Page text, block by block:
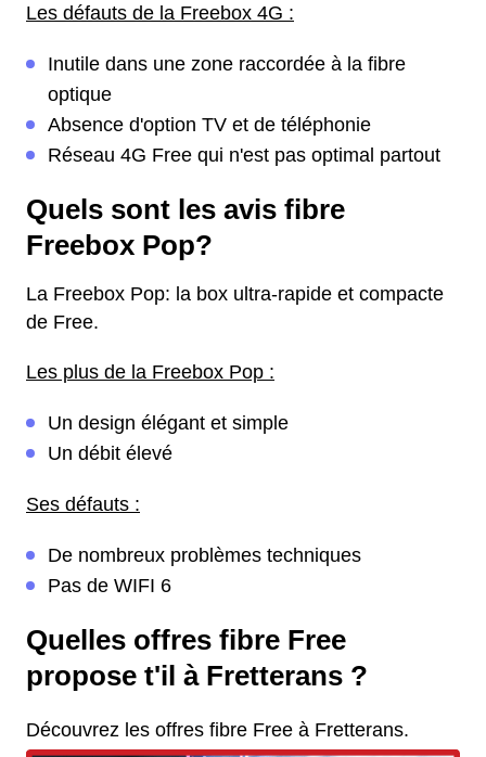
Les défauts de la Freebox 4G :
Inutile dans une zone raccordée à la fibre
optique
Absence d'option TV et de téléphonie
Réseau 4G Free qui n'est pas optimal partout
Quels sont les avis fibre
Freebox Pop?
La Freebox Pop: la box ultra-rapide et compacte
de Free.
Les plus de la Freebox Pop :
Un design élégant et simple
Un débit élevé
Ses défauts :
De nombreux problèmes techniques
Pas de WIFI 6
Quelles offres fibre Free
propose t'il à Fretterans ?
Découvrez les offres fibre Free à Fretterans.